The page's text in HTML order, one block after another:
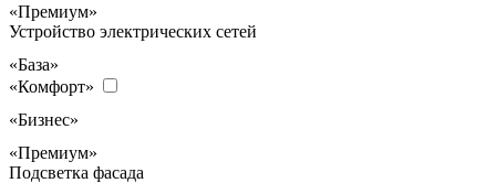
«Премиум»
Устройство электрических сетей
«База»
«Комфорт»
«Бизнес»
«Премиум»
Подсветка фасада